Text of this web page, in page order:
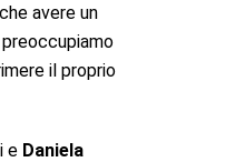
avere un
il proprio
e Daniela